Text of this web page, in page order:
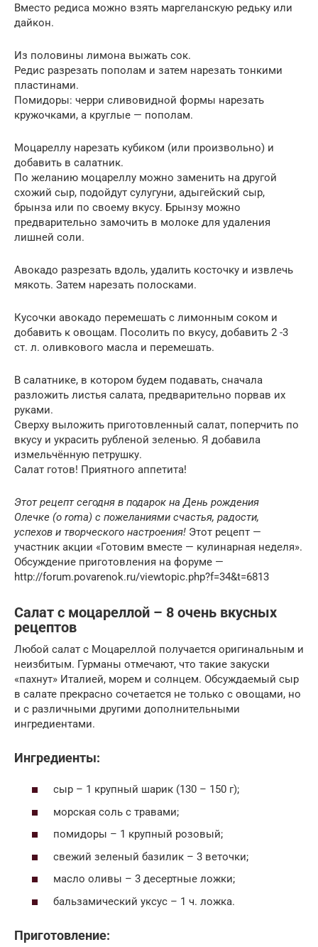
Вместо редиса можно взять маргеланскую редьку или
дайкон.
Из половины лимона выжать сок.
Редис разрезать пополам и затем нарезать тонкими
пластинами.
Помидоры: черри сливовидной формы нарезать
кружочками, а круглые — пополам.
Моцареллу нарезать кубиком (или произвольно) и
добавить в салатник.
По желанию моцареллу можно заменить на другой
схожий сыр, подойдут сулугуни, адыгейский сыр,
брынза или по своему вкусу. Брынзу можно
предварительно замочить в молоке для удаления
лишней соли.
Авокадо разрезать вдоль, удалить косточку и извлечь
мякоть. Затем нарезать полосками.
Кусочки авокадо перемешать с лимонным соком и
добавить к овощам. Посолить по вкусу, добавить 2 -3
ст. л. оливкового масла и перемешать.
В салатнике, в котором будем подавать, сначала
разложить листья салата, предварительно порвав их
руками.
Сверху выложить приготовленный салат, поперчить по
вкусу и украсить рубленой зеленью. Я добавила
измельчённую петрушку.
Салат готов! Приятного аппетита!
Этот рецепт сегодня в подарок на День рождения
Олечке (o roma) с пожеланиями счастья, радости,
успехов и творческого настроения! Этот рецепт —
участник акции «Готовим вместе — кулинарная неделя».
Обсуждение приготовления на форуме —
http://forum.povarenok.ru/viewtopic.php?f=34&t=6813
Салат с моцареллой – 8 очень вкусных
рецептов
Любой салат с Моцареллой получается оригинальным и
неизбитым. Гурманы отмечают, что такие закуски
«пахнут» Италией, морем и солнцем. Обсуждаемый сыр
в салате прекрасно сочетается не только с овощами, но
и с различными другими дополнительными
ингредиентами.
Ингредиенты:
сыр – 1 крупный шарик (130 – 150 г);
морская соль с травами;
помидоры – 1 крупный розовый;
свежий зеленый базилик – 3 веточки;
масло оливы – 3 десертные ложки;
бальзамический уксус – 1 ч. ложка.
Приготовление: